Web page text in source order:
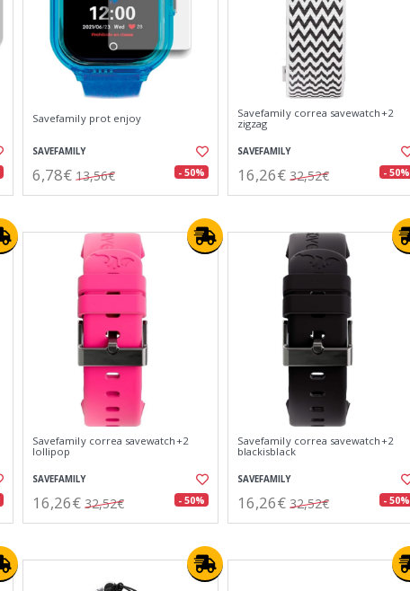
Savefamily prot enjoy
SAVEFAMILY
6,78€ 13,56€ - 50%
Savefamily correa savewatch+2
zigzag
SAVEFAMILY
16,26€ 32,52€ - 50%
Savefamily correa savewatch+2
lollipop
SAVEFAMILY
16,26€ 32,52€ - 50%
Savefamily correa savewatch+2
blackisblack
SAVEFAMILY
16,26€ 32,52€ - 50%